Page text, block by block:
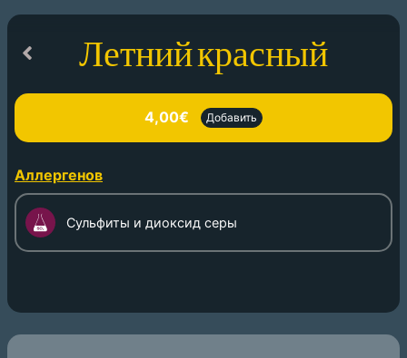
Летний красный
4,00€ Добавить
Аллергенов
Сульфиты и диоксид серы